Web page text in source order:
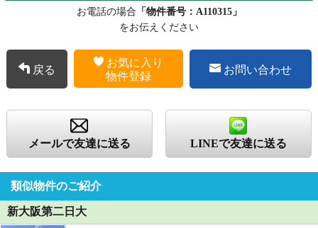
お電話の場合 「物件番号：A110315」
をお伝えください
戻る
お気に入り
物件登録
お問い合わせ
メールで友達に送る LINEで友達に送る
類似物件のご紹介
新大阪第二日大